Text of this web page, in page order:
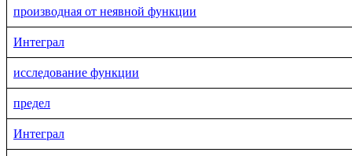
производная от неявной функции
Интеграл
исследование функции
предел
Интеграл